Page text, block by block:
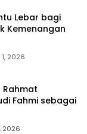
Lebar bagi
Kemenangan
2026
Rahmat
Fahmi sebagai
2026